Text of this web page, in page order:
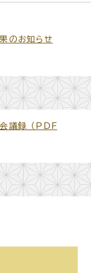
のお知らせ
議録 （PDF